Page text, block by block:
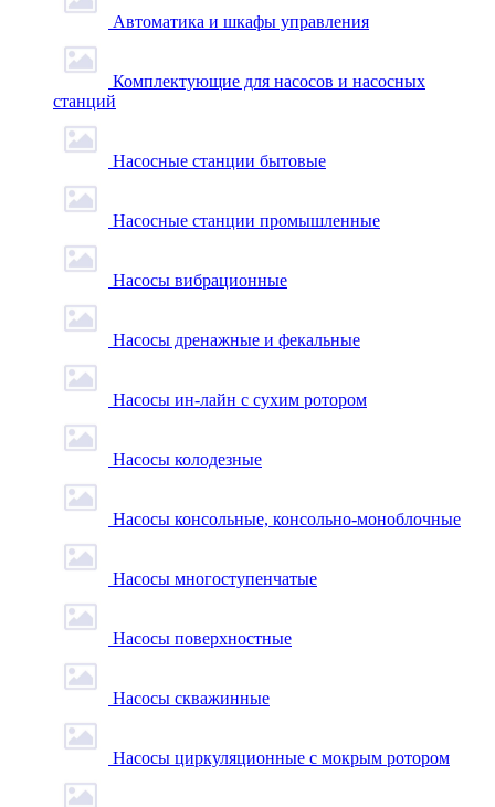
Автоматика и шкафы управления
Комплектующие для насосов и насосных
станций
Насосные станции бытовые
Насосные станции промышленные
Насосы вибрационные
Насосы дренажные и фекальные
Насосы ин-лайн с сухим ротором
Насосы колодезные
Насосы консольные, консольно-моноблочные
Насосы многоступенчатые
Насосы поверхностные
Насосы скважинные
Насосы циркуляционные с мокрым ротором